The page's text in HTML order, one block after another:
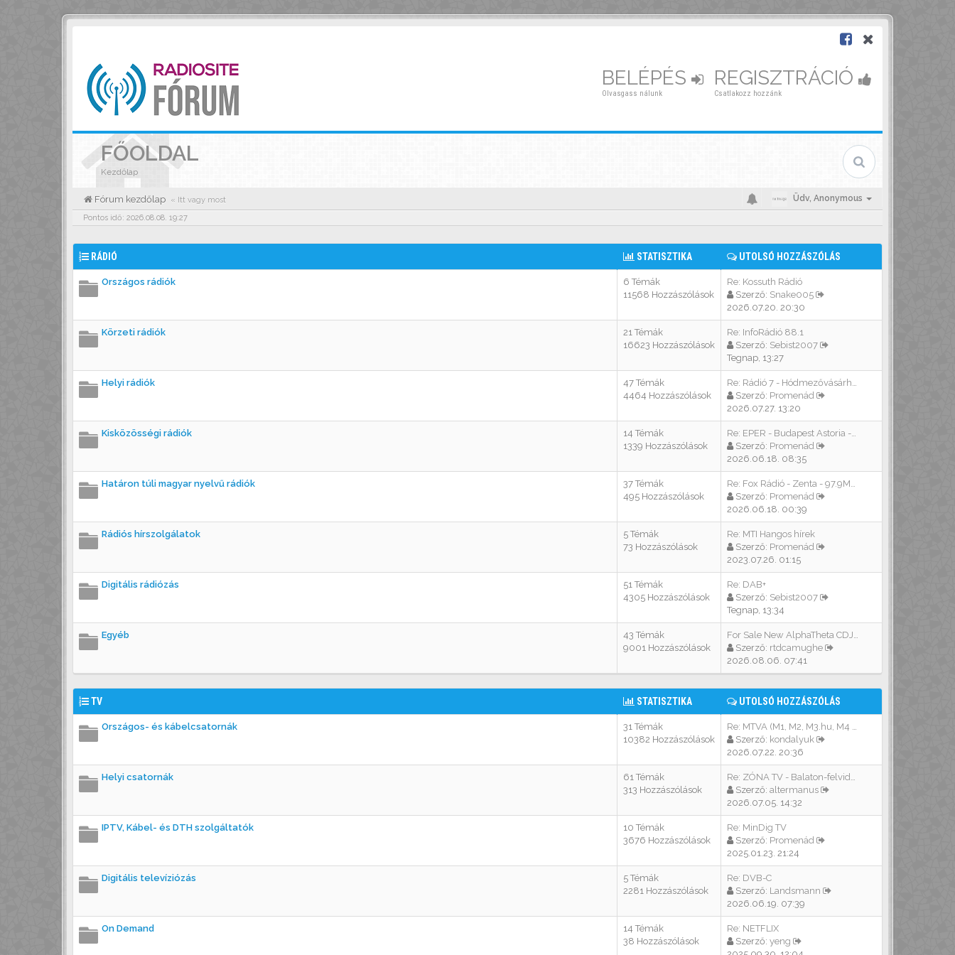
BELÉPÉS
Olvasgass nálunk
REGISZTRÁCIÓ
Csatlakozz hozzánk
FŐOLDAL
Kezdőlap
Fórum kezdőlap « Itt vagy most Üdv, Anonymous
Pontos idő: 2026.08.08. 19:27
RÁDIÓ STATISZTIKA UTOLSÓ HOZZÁSZÓLÁS
Országos rádiók
6 Témák
11568 Hozzászólások
Re: Kossuth Rádió
Szerző: Snake005
2026.07.20. 20:30
Körzeti rádiók
21 Témák
16623 Hozzászólások
Re: InfoRádió 88.1
Szerző: Sebist2007
Tegnap, 13:27
Helyi rádiók
47 Témák
4464 Hozzászólások
Re: Rádió 7 - Hódmezővásárhel…
Szerző: Promenád
2026.07.27. 13:20
Kisközösségi rádiók
14 Témák
1339 Hozzászólások
Re: EPER - Budapest Astoria -…
Szerző: Promenád
2026.06.18. 08:35
Határon túli magyar nyelvű rádiók
37 Témák
495 Hozzászólások
Re: Fox Rádió - Zenta - 97.9M…
Szerző: Promenád
2026.06.18. 00:39
Rádiós hírszolgálatok
5 Témák
73 Hozzászólások
Re: MTI Hangos hírek
Szerző: Promenád
2023.07.26. 01:15
Digitális rádiózás
51 Témák
4305 Hozzászólások
Re: DAB+
Szerző: Sebist2007
Tegnap, 13:34
Egyéb
43 Témák
9001 Hozzászólások
For Sale New AlphaTheta CDJ-1…
Szerző: rtdcamughe
2026.08.06. 07:41
TV STATISZTIKA UTOLSÓ HOZZÁSZÓLÁS
Országos- és kábelcsatornák
31 Témák
10382 Hozzászólások
Re: MTVA (M1, M2, M3.hu, M4 S…
Szerző: kondalyuk
2026.07.22. 20:36
Helyi csatornák
61 Témák
313 Hozzászólások
Re: ZÓNA TV - Balaton-felvidék
Szerző: altermanus
2026.07.05. 14:32
IPTV, Kábel- és DTH szolgáltatók
10 Témák
3676 Hozzászólások
Re: MinDig TV
Szerző: Promenád
2025.01.23. 21:24
Digitális televíziózás
5 Témák
2281 Hozzászólások
Re: DVB-C
Szerző: Landsmann
2026.06.19. 07:39
On Demand
14 Témák
38 Hozzászólások
Re: NETFLIX
Szerző: yeng